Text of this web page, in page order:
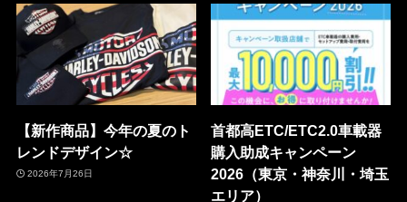
【新作商品】今年の夏のト
レンドデザイン☆
2026年7月26日
首都高ETC/ETC2.0車載器
購入助成キャンペーン
2026（東京・神奈川・埼玉
エリア）